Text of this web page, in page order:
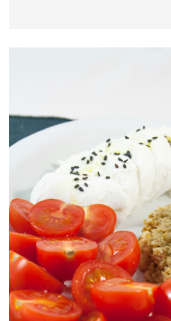
spessore.
Iniziare a comporre le torrette
fetta di melanzana, 1
pomodoro e 1 cucchiaio di olive
Salare e pepare con
Ripetere lo stesso procedimento
(potete decidere di fare le
strati rispetto a quelle che ho
Sulla fetta finale aggiungere 1
un datterino e 2 olive nere
Salare e pepare e aggiungere
tritata.